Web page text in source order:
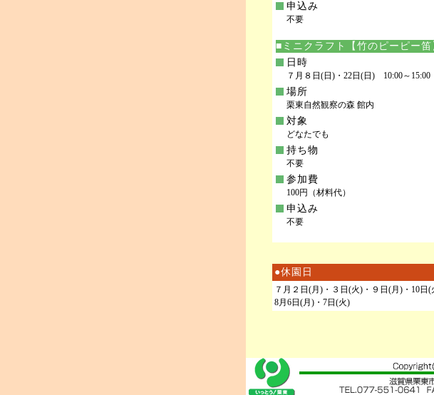
申込み
不要
■ミニクラフト【竹のピーピー笛
日時
７月８日(日)・22日(日) 10:00～15:00
場所
栗東自然観察の森 館内
対象
どなたでも
持ち物
不要
参加費
100円（材料代）
申込み
不要
●休園日
７月２日(月)・３日(火)・９日(月)・10日
8月6日(月)・7日(火)